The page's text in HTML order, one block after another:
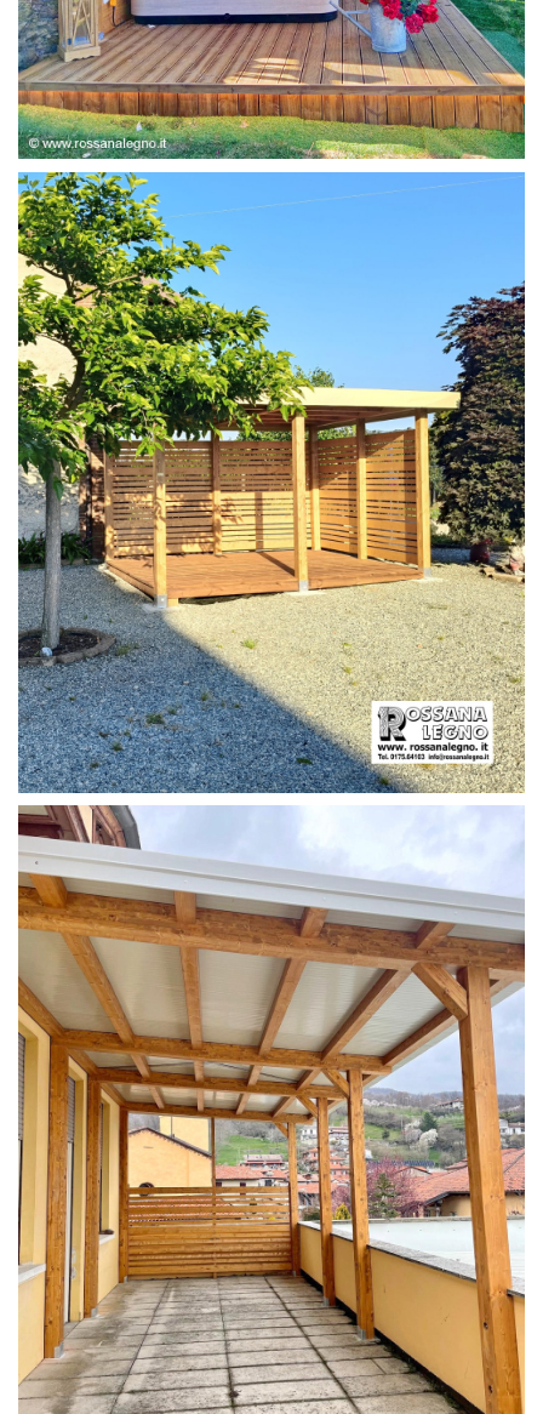
STRUTTURA ABETE LAMELLARE, RIVESTIMENTO IN
LARICE,
PERGOLA CON PAVIMENTO E FRANGIVISTA